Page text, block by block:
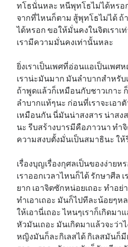
ทโธนั่นหละ หนีพุทโธไม่ได้หรอก
จากที่ไหนก็ตาม สู้พุทโธไม่ได้ ถ้
ได้หรอก ขอให้มั่นคงในจิตเราเ
เรามีความมั่นคงเท่านั้นหละ
ยิ่งเราเป็นเพศที่อ่อนแอเป็นเพศ
เราน่ะมันมาก มันลำบากสำหรับ
ถ้าพูดแล้วก็เหมือนกับชาวเกาะ
ลำบากแท้ๆนะ ก่อนที่เราจะเอา
เหมือนกัน นี่มันน่าสงสาร น่าสง
นะ รีบสร้างบารมีคือภาวนา ทำ
ความสงบตั้งมั่นเป็นสมาธินะ ใ
เรื่องบุญเรื่องกุศลเป็นของง่ายห
เราออกเวลาไหนก็ได้ รักษาศีล
ยาก เอาจิตซักหน่อยเถอะ ทำอย่
ทำเอาเถอะ มันก็ไปทีละน้อยๆห
ให้เอานี่เถอะ ไหนๆเราก็เกิดมา
หัวมันเถอะ มันเกิดมาแล้วจะว่า
หญิงมันก็ละกิเลสได้ กิเลสมันก็